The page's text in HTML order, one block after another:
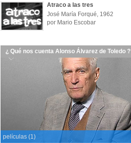
Atraco a las tres
José María Forqué, 1962
por Mario Escobar
¿ Qué nos cuenta Alonso Álvarez de Toledo ?
películas (1)